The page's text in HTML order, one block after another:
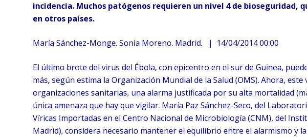
incidencia. Muchos patógenos requieren un nivel 4 de bioseguridad,
en otros países.
María Sánchez-Monge. Sonia Moreno. Madrid. | 14/04/2014 00:00
El último brote del virus del Ébola, con epicentro en el sur de Guinea,
más, según estima la Organización Mundial de la Salud (OMS). Ahora,
organizaciones sanitarias, una alarma justificada por su alta mortalidad
única amenaza que hay que vigilar. María Paz Sánchez-Seco, del
Víricas Importadas en el Centro Nacional de Microbiología (CNM), del
Madrid), considera necesario mantener el equilibrio entre el alarmismo y